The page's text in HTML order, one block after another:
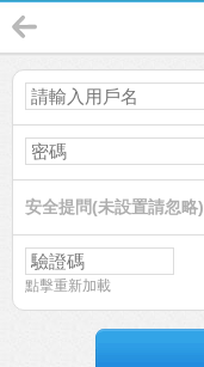
安全提問(未設置請忽略)
點擊重新加載